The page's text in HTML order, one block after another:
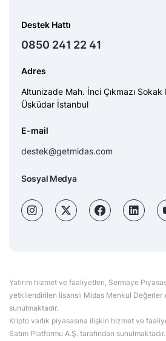
Destek Hattı
0850 241 22 41
Adres
Altunizade Mah. İnci Çıkmazı
Üsküdar İstanbul
E-mail
destek@getmidas.com
Sosyal Medya
Yatırım hizmet ve faaliyetleri, Sermaye
yetkilendirilen lisanslı Midas Menkul Değerler
sunulmaktadır.
Kripto varlık piyasasına ilişkin hizmet ve
Satım Platformu A.Ş. tarafından sunulmaktadır.